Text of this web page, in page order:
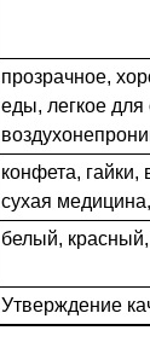
прозрачное,
еды, легкое для
конфета,
сухая
белый,
Утверждение